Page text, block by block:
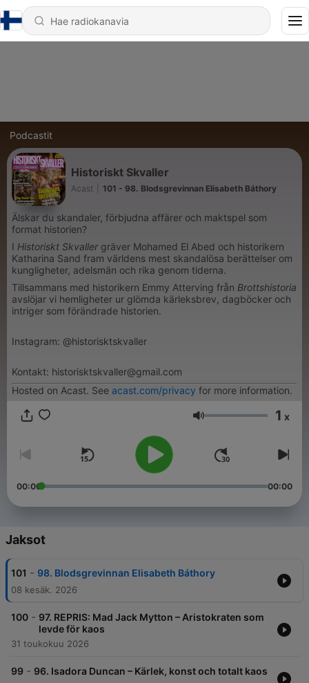
Podcastit
Historiskt Skvaller
Acast 101 - 98. Blodsgrevinnan Elisabeth Báthory
Älskar du skandaler, förbjudna affärer och maktspel som
format historien?
I Historiskt Skvallergräver Mohamed El Abed och historikern
Katharina Sand fram världens mest skandalösa berättelser om
kungligheter, adelsmän och rika genom tiderna.
Tillsammans med historikern Emmy Atterving från Brottshistoria
avslöjar vi hemligheter ur glömda kärleksbrev, dagböcker och
intriger som förändrade historien.
Instagram: @historisktskvaller
Kontakt: historisktskvaller@gmail.com
Hosted on Acast. See acast.com/privacy for more information.
Äänenvoimakkuus
1 x
00:00 00:00
Jaksot
101 - 98. Blodsgrevinnan Elisabeth Báthory
08 kesäk. 2026
100 - 97. REPRIS: Mad Jack Mytton – Aristokraten som
levde för kaos
31 toukokuu 2026
99 - 96. Isadora Duncan – Kärlek, konst och totalt kaos